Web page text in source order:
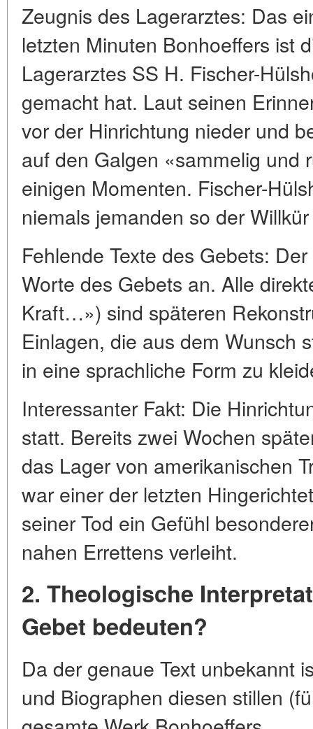
Zeugnis des Lagerarztes: Das
letzten Minuten Bonhoeffers ist
Lagerarztes SS H. Fischer-
gemacht hat. Laut seinen
vor der Hinrichtung nieder und
auf den Galgen «sammelig und
einigen Momenten. Fischer-
niemals jemanden so der
Fehlende Texte des Gebets:
Worte des Gebets an. Alle
Kraft…») sind späteren
Einlagen, die aus dem Wunsch
in eine sprachliche Form zu
Interessanter Fakt: Die
statt. Bereits zwei Wochen
das Lager von amerikanischen
war einer der letzten
seiner Tod ein Gefühl
nahen Errettens verleiht.
2. Theologische
Gebet bedeuten?
Da der genaue Text unbekannt
und Biographen diesen stillen